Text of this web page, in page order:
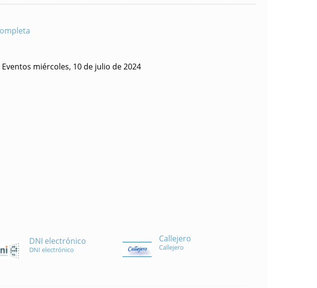
Eventos miércoles, 10 de julio de 2024
DNI electrónico
DNI electrónico
Callejero
Callejero